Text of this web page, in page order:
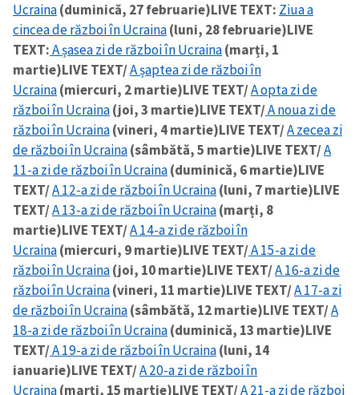
Ucraina(duminică, 27 februarie)LIVE TEXT: Ziua a
cincea de război în Ucraina(luni, 28 februarie)LIVE
TEXT:A șasea zi de război în Ucraina(marți, 1
martie)LIVE TEXT/A șaptea zi de război în
Ucraina(miercuri, 2 martie)LIVE TEXT/A opta zi de
război în Ucraina(joi, 3 martie)LIVE TEXT/A noua zi de
război în Ucraina(vineri, 4 martie)LIVE TEXT/A zecea zi
de război în Ucraina(sâmbătă, 5 martie)LIVE TEXT/A
11-a zi de război în Ucraina(duminică, 6 martie)LIVE
TEXT/A 12-a zi de război în Ucraina(luni, 7 martie)LIVE
TEXT/A 13-a zi de război în Ucraina(marți, 8
martie)LIVE TEXT/A 14-a zi de război în
Ucraina(miercuri, 9 martie)LIVE TEXT/A 15-a zi de
război în Ucraina(joi, 10 martie)LIVE TEXT/A 16-a zi de
război în Ucraina(vineri, 11 martie)LIVE TEXT/A 17-a zi
de război în Ucraina(sâmbătă, 12 martie)LIVE TEXT/A
18-a zi de război în Ucraina(duminică, 13 martie)LIVE
TEXT/A 19-a zi de război în Ucraina(luni, 14
ianuarie)LIVE TEXT/A 20-a zi de război în
Ucraina(marți, 15 martie)LIVE TEXT/A 21-a zi de război
ȘTIREA MEA
Titlu știre
+ Adaugă titlu
Fotografie
+ Încarcă imagine
Link media
+ Link media
Mesajul știrei
+ Mesajul știrei